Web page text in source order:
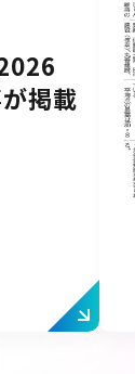
掲載